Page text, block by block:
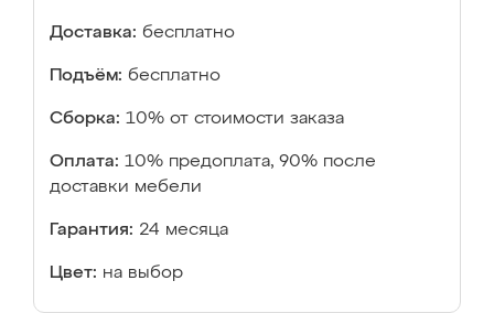
Доставка: бесплатно
Подъём: бесплатно
Сборка: 10% от стоимости заказа
Оплата: 10% предоплата, 90% после
доставки мебели
Гарантия: 24 месяца
Цвет: на выбор